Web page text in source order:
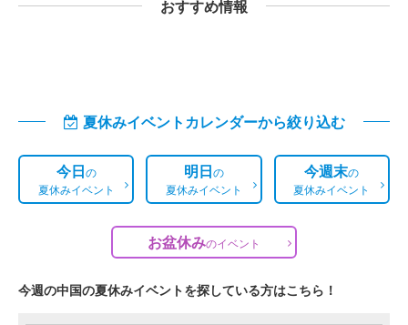
おすすめ情報
夏休みイベントカレンダーから絞り込む
今日の
夏休みイベント
明日の
夏休みイベント
今週末の
夏休みイベント
お盆休みのイベント
今週の中国の夏休みイベントを探している方はこちら！